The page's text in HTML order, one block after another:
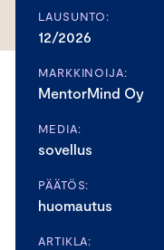
LAUSUNTO:
12/2026
MARKKINOIJA:
MentorMind Oy
MEDIA:
sovellus
PÄÄTÖS:
huomautus
ARTIKLA: